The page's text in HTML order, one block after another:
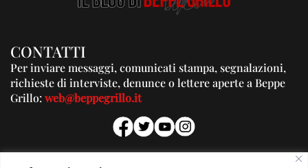
CONTATTI
Per inviare messaggi, comunicati stampa, segnalazioni,
richieste di interviste, denunce o lettere aperte a Beppe
Grillo:web@beppegrillo.it